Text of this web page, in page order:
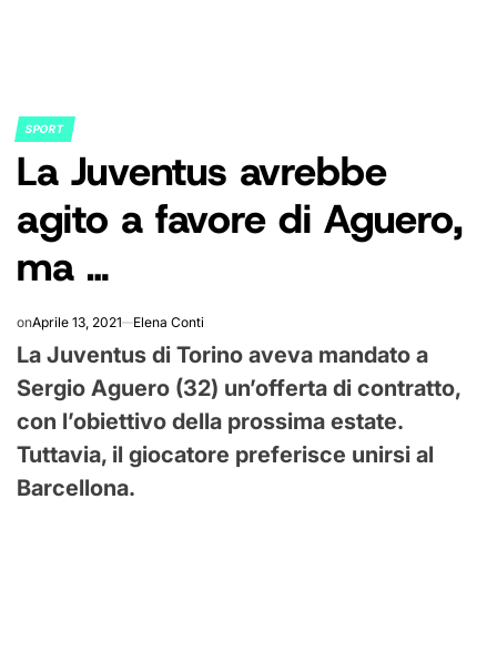
POSTED
IN
SPORT
La Juventus avrebbe
agito a favore di Aguero,
ma …
onAprile 13, 2021 Elena Conti
La Juventus di Torino aveva mandato a
Sergio Aguero (32) un’offerta di contratto,
con l’obiettivo della prossima estate.
Tuttavia, il giocatore preferisce unirsi al
Barcellona.